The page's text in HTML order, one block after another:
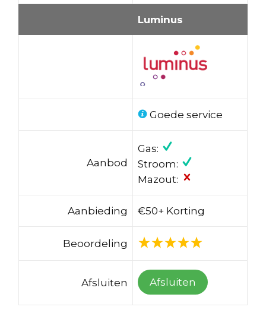
Luminus
Goede service
Aanbod
Gas:
Stroom:
Mazout:
Aanbieding €50+ Korting
Beoordeling
Afsluiten Afsluiten